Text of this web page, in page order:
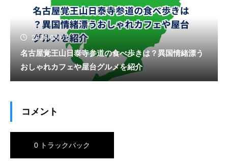
2026.08.07
名古屋覚王山日泰寺参道の食べ歩きは？異国情緒漂う
おしゃれカフェや屋台グルメを紹介
コメント
0 トラックバック